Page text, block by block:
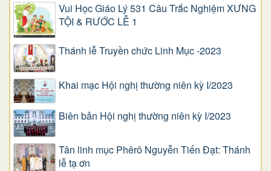
Vui Học Giáo Lý 531 Câu Trắc Nghiệm XƯNG
TỘI & RƯỚC LỄ 1
Thánh lễ Truyền chức Linh Mục -2023
Khai mạc Hội nghị thường niên kỳ I/2023
Biên bản Hội nghị thường niên kỳ I/2023
Tân linh mục Phêrô Nguyễn Tiến Đạt: Thánh
lễ tạ ơn